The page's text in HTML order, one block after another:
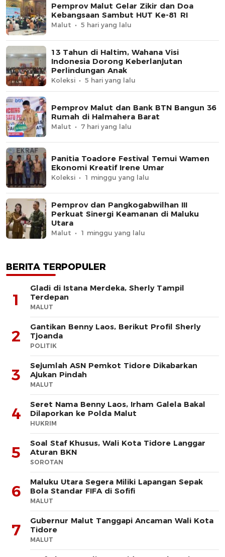
Pemprov Malut Gelar Zikir dan Doa
Kebangsaan Sambut HUT Ke-81 RI
Malut 5 hari yang lalu
13 Tahun di Haltim, Wahana Visi
Indonesia Dorong Keberlanjutan
Perlindungan Anak
Koleksi 5 hari yang lalu
Pemprov Malut dan Bank BTN Bangun 36
Rumah di Halmahera Barat
Malut 7 hari yang lalu
Panitia Toadore Festival Temui Wamen
Ekonomi Kreatif Irene Umar
Koleksi 1 minggu yang lalu
Pemprov dan Pangkogabwilhan III
Perkuat Sinergi Keamanan di Maluku
Utara
Malut 1 minggu yang lalu
BERITA TERPOPULER
1
Gladi di Istana Merdeka, Sherly Tampil
Terdepan
MALUT
2
Gantikan Benny Laos, Berikut Profil Sherly
Tjoanda
POLITIK
3
Sejumlah ASN Pemkot Tidore Dikabarkan
Ajukan Pindah
MALUT
4
Seret Nama Benny Laos, Irham Galela Bakal
Dilaporkan ke Polda Malut
HUKRIM
5
Soal Staf Khusus, Wali Kota Tidore Langgar
Aturan BKN
SOROTAN
6
Maluku Utara Segera Miliki Lapangan Sepak
Bola Standar FIFA di Sofifi
MALUT
7
Gubernur Malut Tanggapi Ancaman Wali Kota
Tidore
MALUT